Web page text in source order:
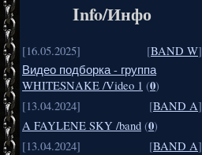
Info/Инфо
[16.05.2025] [BAND W]
Видео подборка - группа
WHITESNAKE /Video 1 (0)
[13.04.2024]
[BAND A]
A FAYLENE SKY /band (0)
[13.04.2024]
[BAND A]